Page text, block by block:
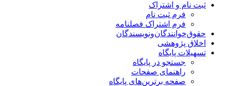
ثبت نام و اشتراک
فرم ثبت نام
فرم اشتراک فصلنامه
حقوق‌خوانندگان‌و‌نویسندگان
اخلاق پژوهشی
تسهیلات پایگاه
جستجو در پایگاه
راهنمای صفحات
صفحه برترین‌های پایگاه